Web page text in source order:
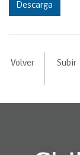
Descarga
Volver Subir